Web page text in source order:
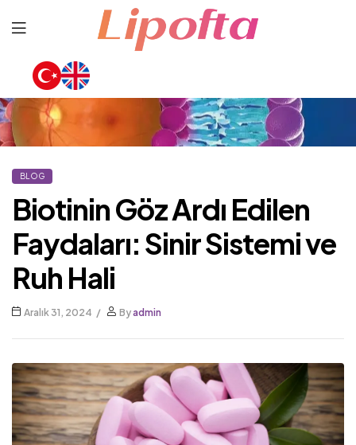
BLOG
Biotinin Göz Ardı Edilen
Faydaları: Sinir Sistemi ve
Ruh Hali
Aralık 31, 2024 Byadmin